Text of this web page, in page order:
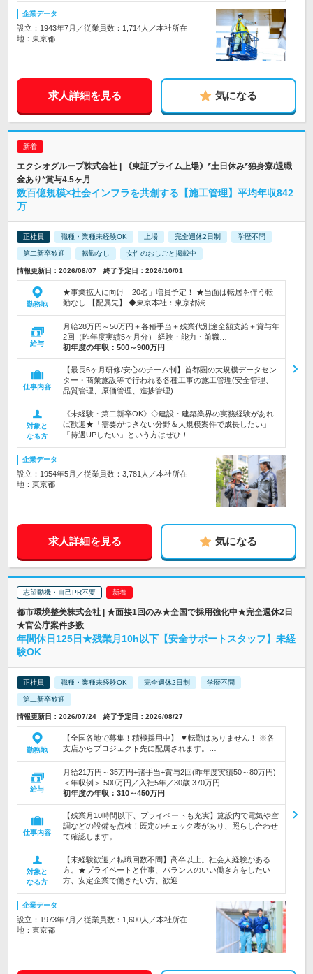
企業データ
設立：1943年7月／従業員数：1,714人／本社所在
地：東京都
求人詳細を見る 気になる
エクシオグループ株式会社 | 《東証プライム上場》*土日休み*独身寮/退職
金あり*賞与4.5ヶ月
数百億規模×社会インフラを共創する【施工管理】平均年収842
万
正社員 職種・業種未経験OK 上場 完全週休2日制 学歴不問
第二新卒歓迎 転勤なし 女性のおしごと掲載中
情報更新日：2026/08/07 終了予定日：2026/10/01
勤務地
★事業拡大に向け「20名」増員予定！ ★当面は転居を伴う転
勤なし 【配属先】 ◆東京本社：東京都渋…
給与
月給28万円～50万円＋各種手当＋残業代別途全額支給＋賞与年
2回（昨年度実績5ヶ月分） 経験・能力・前職…
初年度の年収： 500～900万円
仕事内容
【最長6ヶ月研修/安心のチーム制】首都圏の大規模データセン
ター・商業施設等で行われる各種工事の施工管理(安全管理、
品質管理、原価管理、進捗管理)
対象と
なる方
《未経験・第二新卒OK》◇建設・建築業界の実務経験があれ
ば歓迎★「需要がつきない分野＆大規模案件で成長したい」
「待遇UPしたい」という方はぜひ！
企業データ
設立：1954年5月／従業員数：3,781人／本社所在
地：東京都
求人詳細を見る 気になる
志望動機・自己PR不要
都市環境整美株式会社 | ★面接1回のみ★全国で採用強化中★完全週休2日
★官公庁案件多数
年間休日125日★残業月10h以下【安全サポートスタッフ】未経
験OK
正社員 職種・業種未経験OK 完全週休2日制 学歴不問
第二新卒歓迎
情報更新日：2026/07/24 終了予定日：2026/08/27
勤務地
【全国各地で募集！積極採用中】 ▼転勤はありません！ ※各
支店からプロジェクト先に配属されます。…
給与
月給21万円～35万円+諸手当+賞与2回(昨年度実績50～80万円)
＜年収例＞ 500万円／入社5年／30歳 370万円…
初年度の年収： 310～450万円
仕事内容
【残業月10時間以下、プライベートも充実】施設内で電気や空
調などの設備を点検！既定のチェック表があり、照らし合わせ
て確認します。
対象と
なる方
【未経験歓迎／転職回数不問】高卒以上。社会人経験がある
方。★プライベートと仕事、バランスのいい働き方をしたい
方、安定企業で働きたい方、歓迎
企業データ
設立：1973年7月／従業員数：1,600人／本社所在
地：東京都